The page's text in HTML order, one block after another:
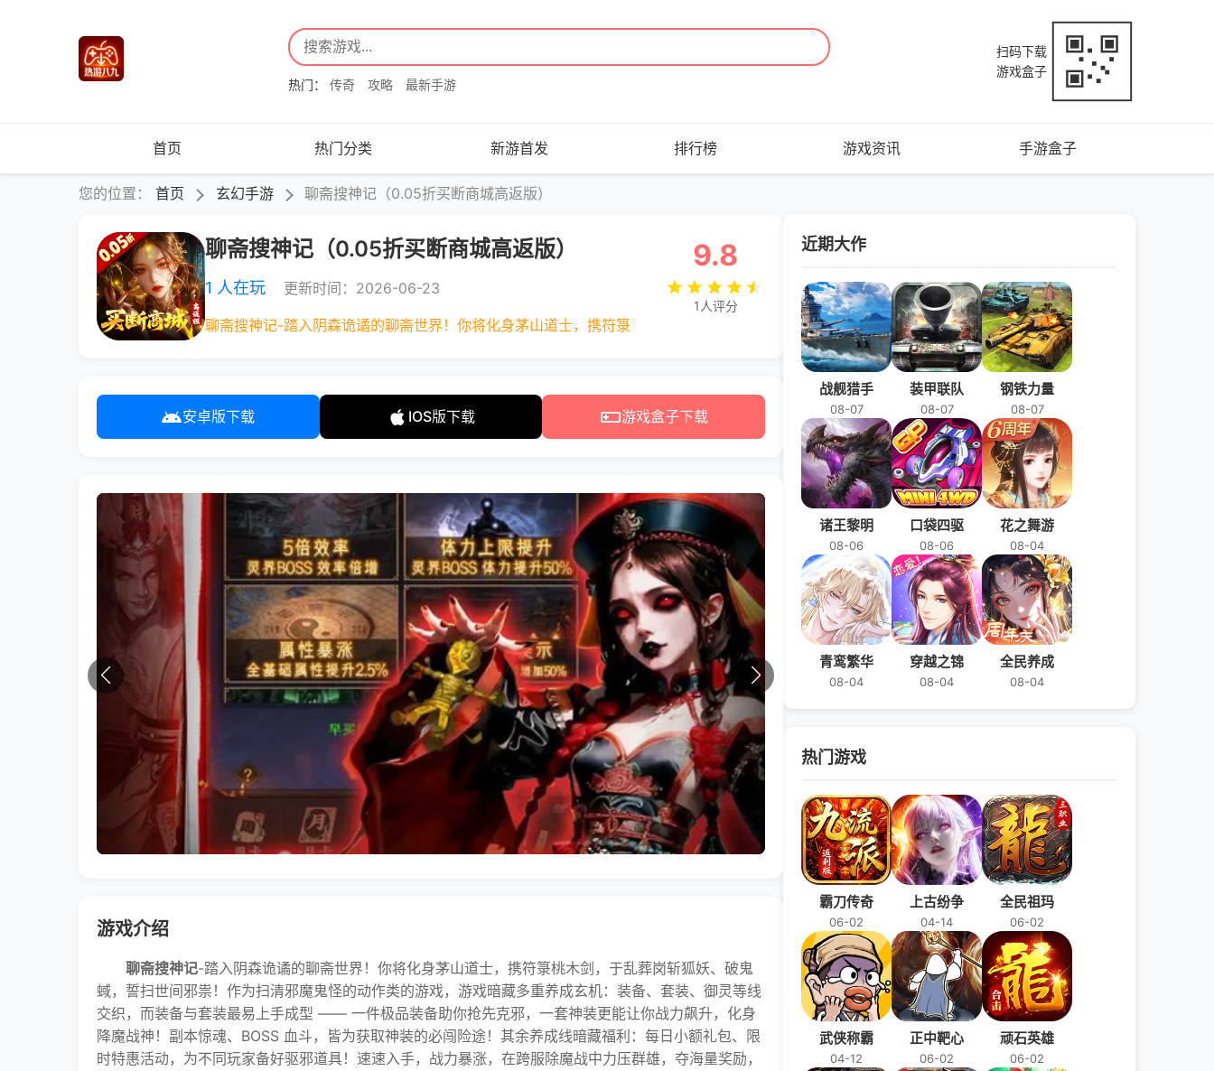
热门： 传奇 攻略 最新手游
扫码下载
游戏盒子
首页 热门分类 新游首发 排行榜 游戏资讯 手游盒子
您的位置： 首页 玄幻手游 聊斋搜神记（0.05折买断商城高返版）
聊斋搜神记（0.05折买断商城高返版）
1 人在玩 更新时间：2026-06-23
聊斋搜神记-踏入阴森诡谲的聊斋世界！你将化身茅山道士，携符箓
9.8
1人评分
安卓版下载 IOS版下载 游戏盒子下载
游戏介绍
聊斋搜神记-踏入阴森诡谲的聊斋世界！你将化身茅山道士，携符箓桃木剑，于乱葬岗斩狐妖、破鬼
蜮，誓扫世间邪祟！作为扫清邪魔鬼怪的动作类的游戏，游戏暗藏多重养成玄机：装备、套装、御灵等线
交织，而装备与套装最易上手成型 —— 一件极品装备助你抢先克邪，一套神装更能让你战力飙升，化身
降魔战神！副本惊魂、BOSS 血斗，皆为获取神装的必闯险途！其余养成线暗藏福利：每日小额礼包、限
时特惠活动，为不同玩家备好驱邪道具！速速入手，战力暴涨，在跨服除魔战中力压群雄，夺海量奖励，
近期大作
战舰猎手
08-07
装甲联队
08-07
钢铁力量
08-07
诸王黎明
08-06
口袋四驱
08-06
花之舞游
08-04
青鸾繁华
08-04
穿越之锦
08-04
全民养成
08-04
热门游戏
霸刀传奇
06-02
上古纷争
04-14
全民祖玛
06-02
武侠称霸
04-12
正中靶心
06-02
顽石英雄
06-02